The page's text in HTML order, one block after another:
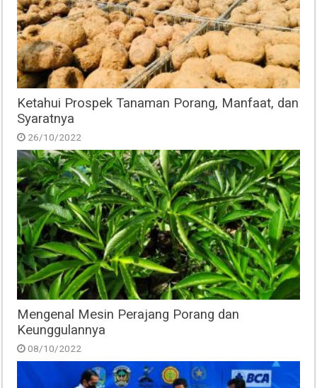
Ketahui Prospek Tanaman Porang, Manfaat, dan
Syaratnya
26/10/2022
Mengenal Mesin Perajang Porang dan
Keunggulannya
08/10/2022